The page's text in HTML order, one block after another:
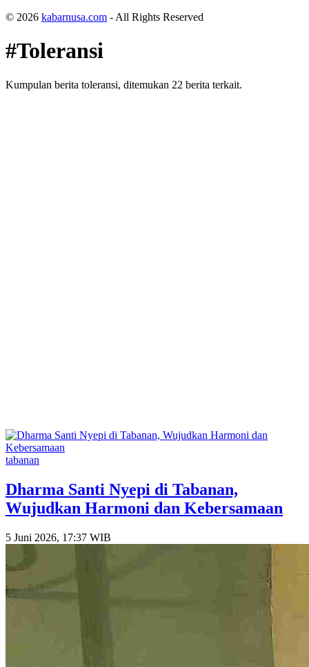
© 2026 kabarnusa.com - All Rights Reserved
#Toleransi
Kumpulan berita toleransi, ditemukan 22 berita terkait.
tabanan
Dharma Santi Nyepi di Tabanan,
Wujudkan Harmoni dan Kebersamaan
5 Juni 2026, 17:37 WIB